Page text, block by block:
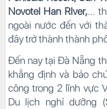
Novotel Han Rlver,...
ngoài nước đến với
đây trở thành thành
Đến nay tại Đà Nẵng
khẳng định và bảo
công trong 2 lĩnh vực
Du lịch nghỉ dưỡng